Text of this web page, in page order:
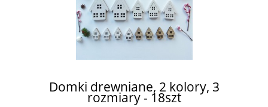
Domki drewniane, 2 kolory, 3
rozmiary - 18szt